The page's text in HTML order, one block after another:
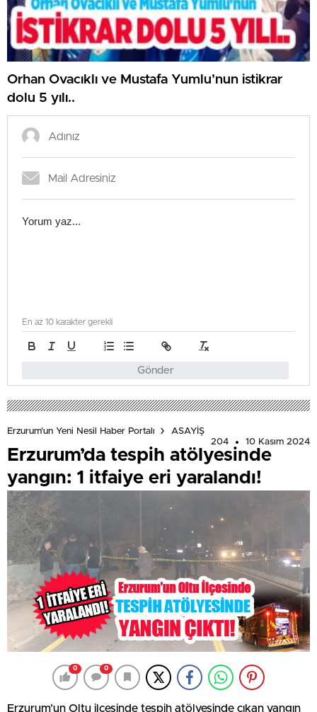
Orhan Ovacıklı ve Mustafa Yumlu’nun istikrar
dolu 5 yılı..
Gönder
En az 10 karakter gerekli
Erzurum'un Yeni Nesil Haber Portalı
ASAYİŞ
204
10 Kasım 2024
Erzurum’da tespih atölyesinde
yangın: 1 itfaiye eri yaralandı!
0 0
Erzurum’un Oltu ilçesinde tespih atölyesinde çıkan yangın